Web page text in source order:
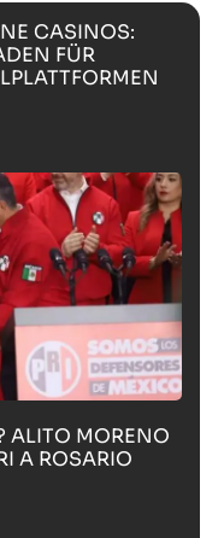
CASINOS:
FÜR
ALITO MORENO
A ROSARIO